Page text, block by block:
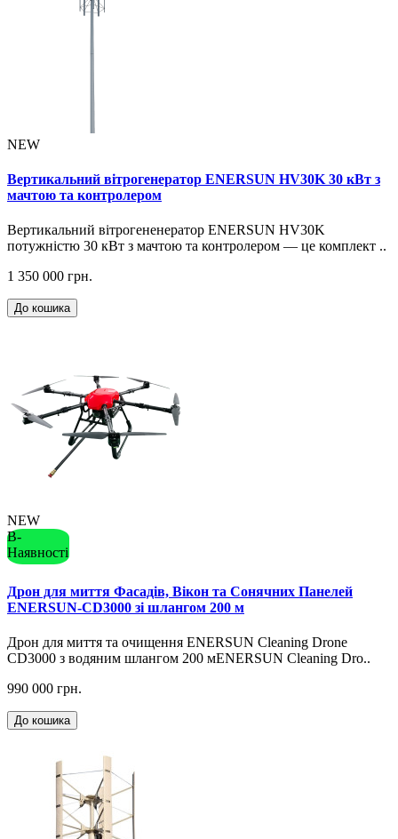
NEW
Вертикальний вітрогенератор ENERSUN HV30K 30 кВт з
мачтою та контролером
Вертикальний вітрогененератор ENERSUN HV30K
потужністю 30 кВт з мачтою та контролером — це комплект ..
1 350 000 грн.
До кошика
NEW
В-
Наявності
Дрон для миття Фасадів, Вікон та Сонячних Панелей
ENERSUN-CD3000 зі шлангом 200 м
Дрон для миття та очищення ENERSUN Cleaning Drone
CD3000 з водяним шлангом 200 мENERSUN Cleaning Dro..
990 000 грн.
До кошика